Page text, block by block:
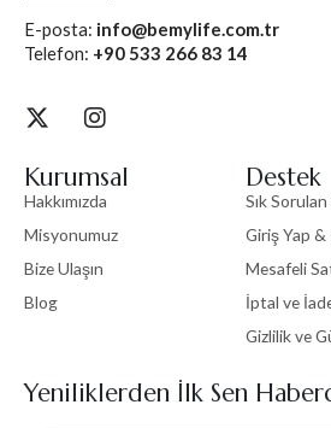
E-posta: info@bemylife.com.tr
Telefon: +90 533 266 83 14
Kurumsal
Hakkımızda
Misyonumuz
Bize Ulaşın
Blog
Destek
Sık
Giriş Yap &
Mesafeli
İptal ve
Gizlilik ve
Yeniliklerden İlk Sen